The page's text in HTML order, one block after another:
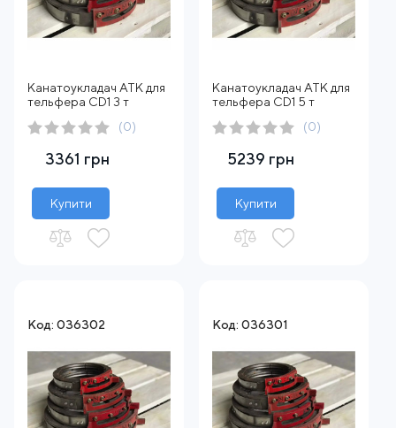
Канатоукладач АТК для
тельфера CD1 3 т
(0)
3361 грн
Купити
Канатоукладач АТК для
тельфера CD1 5 т
(0)
5239 грн
Купити
Код: 036302 Код: 036301